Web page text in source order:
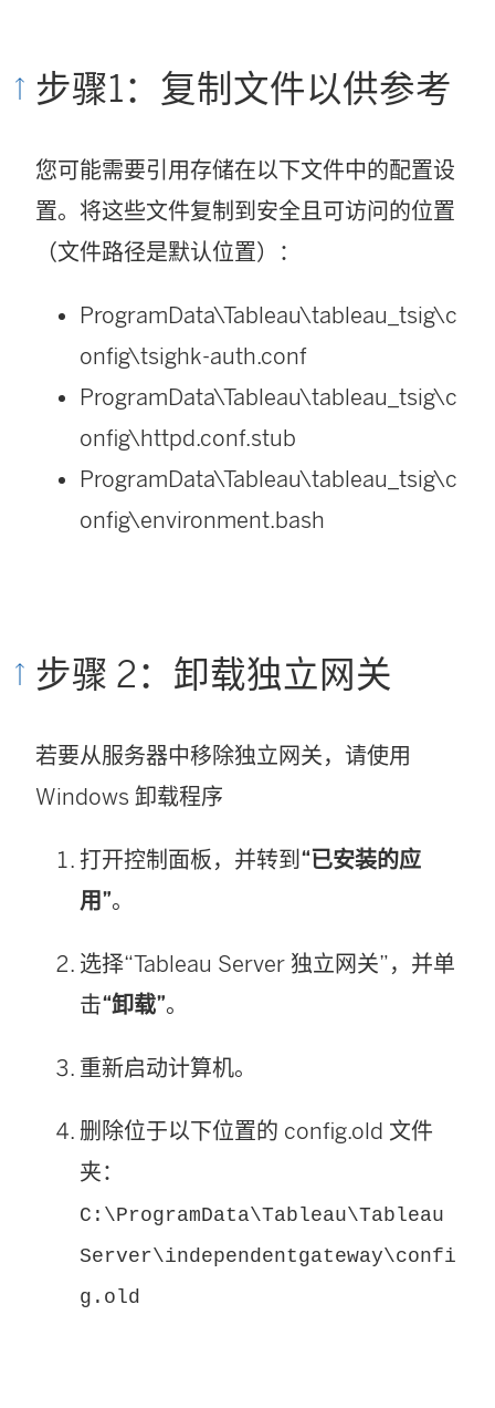
步骤1：复制文件以供参考
您可能需要引用存储在以下文件中的配置设
置。将这些文件复制到安全且可访问的位置
（文件路径是默认位置）：
ProgramData\Tableau\tableau_tsig\c
onfig\tsighk-auth.conf
ProgramData\Tableau\tableau_tsig\c
onfig\httpd.conf.stub
ProgramData\Tableau\tableau_tsig\c
onfig\environment.bash
步骤 2：卸载独立网关
若要从服务器中移除独立网关，请使用
Windows 卸载程序
打开控制面板，并转到“已安装的应
用”。
选择“Tableau Server 独立网关”，并单
击“卸载”。
重新启动计算机。
删除位于以下位置的 config.old 文件
夹：
C:\ProgramData\Tableau\Tableau
Server\independentgateway\confi
g.old